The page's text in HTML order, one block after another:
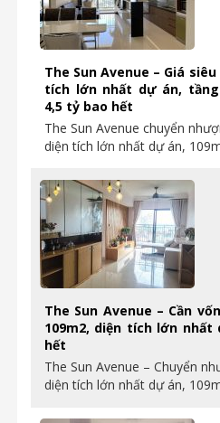
The Sun Avenue – Giá
tích lớn nhất dự án,
4,5 tỷ bao hết
The Sun Avenue chuyển
diện tích lớn nhất dự án,
The Sun Avenue – Cần
109m2, diện tích lớn
hết
The Sun Avenue – Chuyển
diện tích lớn nhất dự án,